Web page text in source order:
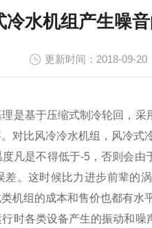
冷水机组产生噪
更新时间：2018-09-
是基于压缩式制冷轮回，
对比风冷冷水机组，风冷
凡是不得低于-5，否则会
。这时候比力进步前辈的
机组的成本和售价也都有水
各类设备产生的振动和噪